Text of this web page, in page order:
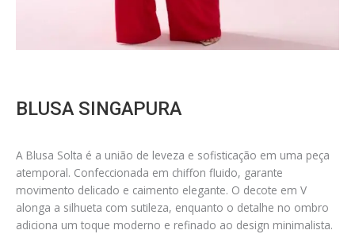
BLUSA SINGAPURA
A Blusa Solta é a união de leveza e sofisticação em uma peça
atemporal. Confeccionada em chiffon fluido, garante
movimento delicado e caimento elegante. O decote em V
alonga a silhueta com sutileza, enquanto o detalhe no ombro
adiciona um toque moderno e refinado ao design minimalista.